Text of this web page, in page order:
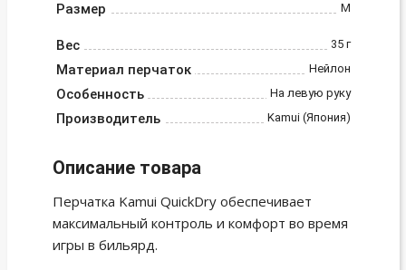
Размер M
Вес 35 г
Материал перчаток Нейлон
Особенность На левую руку
Производитель Kamui (Япония)
Описание товара
Перчатка Kamui QuickDry обеспечивает
максимальный контроль и комфорт во время
игры в бильярд.